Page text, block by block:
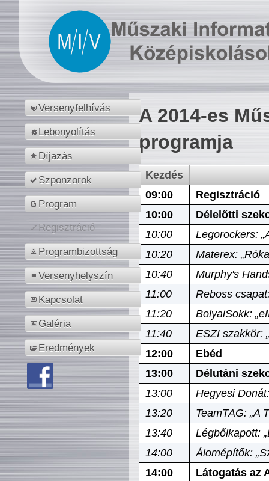
Versenyfelhívás
Lebonyolítás
Díjazás
Szponzorok
Program
Regisztráció
Programbizottság
Versenyhelyszín
Kapcsolat
Galéria
Eredmények
A 2014-es
programja
Kezdés
09:00
Regisztráció
10:00
Délelőtti
10:00
Legorockers:
10:20
Materex:
10:40
Murphy's
11:00
Reboss
11:20
BolyaiSokk:
11:40
ESZI szakkör:
12:00
Ebéd
13:00
Délutáni
13:00
Hegyesi
13:20
TeamTAG: „A
13:40
Légbőlkapott:
14:00
Álomépítők:
14:00
Látogatás az